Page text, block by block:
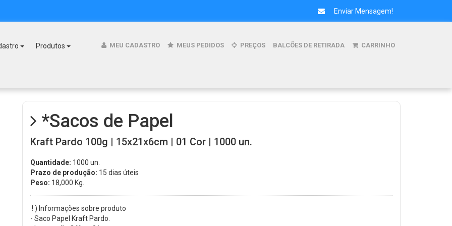
Enviar Mensagem!
Produtos MEU CADASTRO MEUS PEDIDOS PREÇOS BALCÕES DE RETIRADA CARRINHO
*Sacos de Papel
Kraft Pardo 100g | 15x21x6cm | 01 Cor | 1000 un.
Quantidade: 1000 un.
Prazo de produção: 15 dias úteis
Peso: 18,000 Kg.
! ) Informações sobre produto
- Saco Papel Kraft Pardo.